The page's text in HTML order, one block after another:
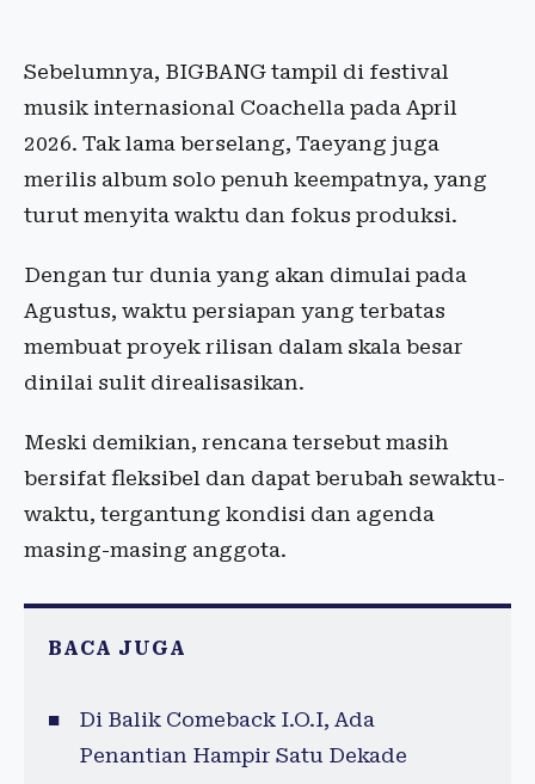
Sebelumnya, BIGBANG tampil di festival
musik internasional Coachella pada April
2026. Tak lama berselang, Taeyang juga
merilis album solo penuh keempatnya, yang
turut menyita waktu dan fokus produksi.
Dengan tur dunia yang akan dimulai pada
Agustus, waktu persiapan yang terbatas
membuat proyek rilisan dalam skala besar
dinilai sulit direalisasikan.
Meski demikian, rencana tersebut masih
bersifat fleksibel dan dapat berubah sewaktu-
waktu, tergantung kondisi dan agenda
masing-masing anggota.
BACA JUGA
Di Balik Comeback I.O.I, Ada
Penantian Hampir Satu Dekade